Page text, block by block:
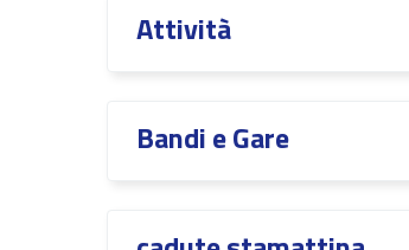
Attività
Bandi e Gare